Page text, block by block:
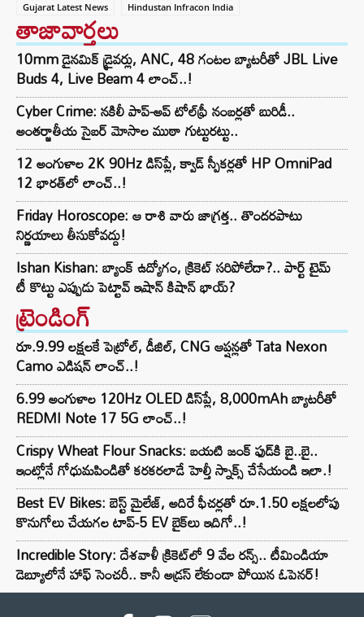
Gujarat Latest News
Hindustan Infracon India
తాజావార్తలు
10mm డైనమిక్ డ్రైవర్లు, ANC, 48 గంటల బ్యాటరీతో JBL Live
Buds 4, Live Beam 4 లాంచ్..!
Cyber Crime: నకిలీ పాప్-అప్ టోల్‌ఫ్రీ నంబర్లతో బురిడీ..
అంతర్జాతీయ సైబర్ మోసాల ముఠా గుట్టురట్టు..
12 అంగుళాల 2K 90Hz డిస్‌ప్లే, క్వాడ్ స్పీకర్లతో HP OmniPad
12 భారత్‌లో లాంచ్..!
Friday Horoscope: ఆ రాశి వారు జాగ్రత్త.. తొందరపాటు
నిర్ణయాలు తీసుకోవద్దు!
Ishan Kishan: బ్యాంక్ ఉద్యోగం, క్రికెట్ సరిపోలేదా?.. పార్ట్ టైమ్
టీ కొట్టు ఎప్పుడు పెట్టావ్ ఇషాన్ కిషాన్ భాయ్‌?
ట్రెండింగ్‌
రూ.9.99 లక్షలకే పెట్రోల్, డీజిల్, CNG ఆప్షన్లతో Tata Nexon
Camo ఎడిషన్ లాంచ్..!
6.99 అంగుళాల 120Hz OLED డిస్‌ప్లే, 8,000mAh బ్యాటరీతో
REDMI Note 17 5G లాంచ్..!
Crispy Wheat Flour Snacks: బయటి జంక్ ఫుడ్‌కి బై..బై..
ఇంట్లోనే గోధుమపిండితో కరకరలాడే హెల్తీ స్నాక్స్ చేసేయండి ఇలా.!
Best EV Bikes: బెస్ట్ మైలేజ్, అదిరే ఫీచర్లతో రూ.1.50 లక్షలలోపు
కొనుగోలు చేయగల టాప్-5 EV బైక్‌లు ఇదిగో..!
Incredible Story: దేశవాళీ క్రికెట్‌లో 9 వేల రన్స్.. టీమిండియా
డెబ్యూలోనే హాఫ్ సెంచరీ.. కానీ అడ్రస్ లేకుండా పోయిన ఓపెనర్!